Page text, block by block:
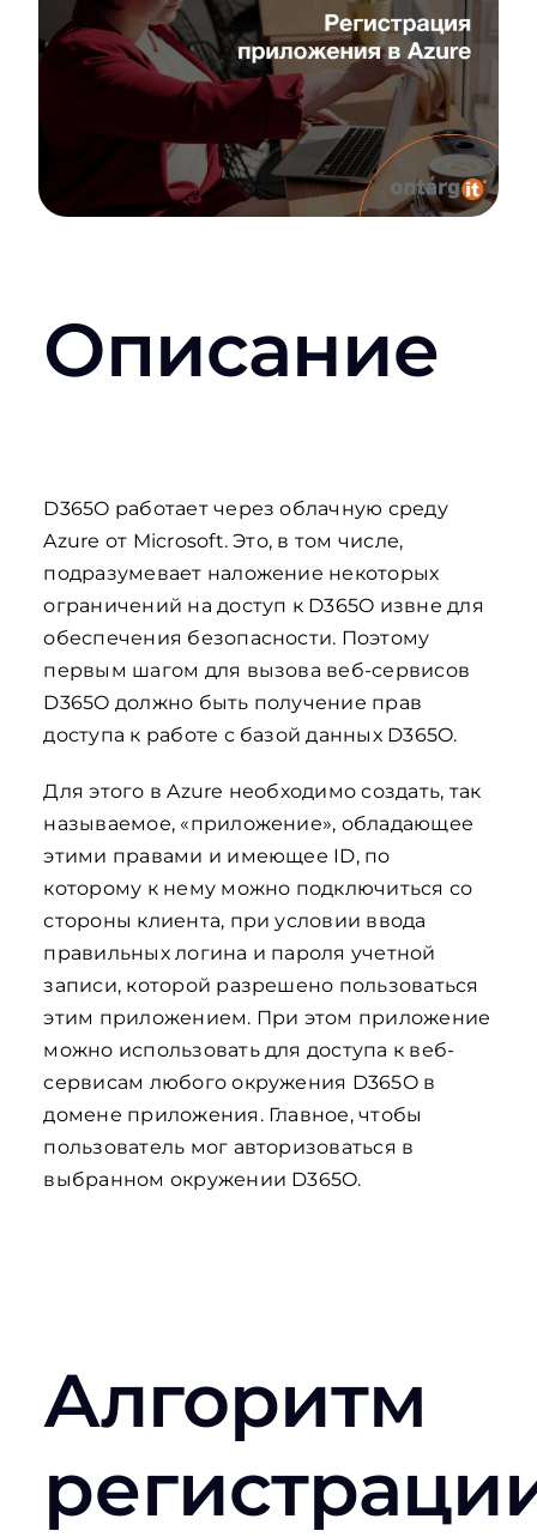
Описание
D365O работает через облачную среду
Azure от Microsoft. Это, в том числе,
подразумевает наложение некоторых
ограничений на доступ к D365O извне для
обеспечения безопасности. Поэтому
первым шагом для вызова веб-сервисов
D365O должно быть получение прав
доступа к работе с базой данных D365O.
Для этого в Azure необходимо создать, так
называемое, «приложение», обладающее
этими правами и имеющее ID, по
которому к нему можно подключиться со
стороны клиента, при условии ввода
правильных логина и пароля учетной
записи, которой разрешено пользоваться
этим приложением. При этом приложение
можно использовать для доступа к веб-
сервисам любого окружения D365O в
домене приложения. Главное, чтобы
пользователь мог авторизоваться в
выбранном окружении D365O.
Алгоритм